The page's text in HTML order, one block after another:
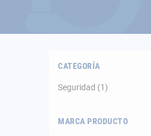
CATEGORÍA
Seguridad 1
MARCA PRODUCTO